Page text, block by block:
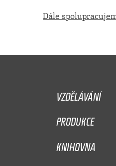
Dále
VZDĚLÁVÁNÍ
PRODUKCE
KNIHOVNA